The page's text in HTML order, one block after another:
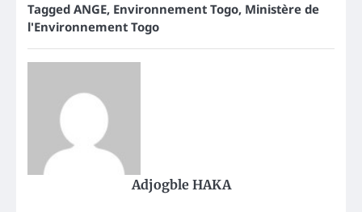
Tagged ANGE, Environnement Togo, Ministère de
l'Environnement Togo
Adjogble HAKA